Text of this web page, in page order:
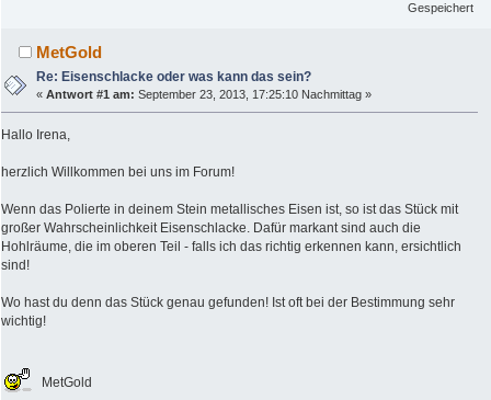
Gespeichert
MetGold
Re: Eisenschlacke oder was kann das sein?
«Antwort #1 am: September 23, 2013, 17:25:10 Nachmittag »
Hallo Irena,
herzlich Willkommen bei uns im Forum!
Wenn das Polierte in deinem Stein metallisches Eisen ist, so ist das Stück mit
großer Wahrscheinlichkeit Eisenschlacke. Dafür markant sind auch die
Hohlräume, die im oberen Teil - falls ich das richtig erkennen kann, ersichtlich
sind!
Wo hast du denn das Stück genau gefunden! Ist oft bei der Bestimmung sehr
wichtig!
MetGold